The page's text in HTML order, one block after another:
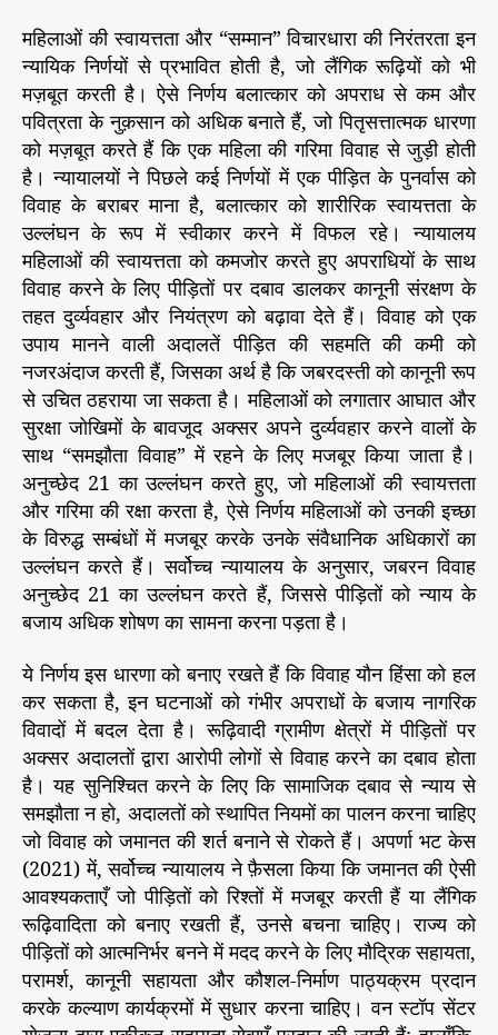
महिलाओं की स्वायत्तता और “सम्मान” विचारधारा की निरंतरता इन
न्यायिक निर्णयों से प्रभावित होती है, जो लैंगिक रूढ़ियों को भी
मज़बूत करती है। ऐसे निर्णय बलात्कार को अपराध से कम और
पवित्रता के नुक़सान को अधिक बनाते हैं, जो पितृसत्तात्मक धारणा
को मज़बूत करते हैं कि एक महिला की गरिमा विवाह से जुड़ी होती
है। न्यायालयों ने पिछले कई निर्णयों में एक पीड़ित के पुनर्वास को
विवाह के बराबर माना है, बलात्कार को शारीरिक स्वायत्तता के
उल्लंघन के रूप में स्वीकार करने में विफल रहे। न्यायालय
महिलाओं की स्वायत्तता को कमजोर करते हुए अपराधियों के साथ
विवाह करने के लिए पीड़ितों पर दबाव डालकर कानूनी संरक्षण के
तहत दुर्व्यवहार और नियंत्रण को बढ़ावा देते हैं। विवाह को एक
उपाय मानने वाली अदालतें पीड़ित की सहमति की कमी को
नजरअंदाज करती हैं, जिसका अर्थ है कि जबरदस्ती को कानूनी रूप
से उचित ठहराया जा सकता है। महिलाओं को लगातार आघात और
सुरक्षा जोखिमों के बावजूद अक्सर अपने दुर्व्यवहार करने वालों के
साथ “समझौता विवाह” में रहने के लिए मजबूर किया जाता है।
अनुच्छेद 21 का उल्लंघन करते हुए, जो महिलाओं की स्वायत्तता
और गरिमा की रक्षा करता है, ऐसे निर्णय महिलाओं को उनकी इच्छा
के विरुद्ध सम्बंधों में मजबूर करके उनके संवैधानिक अधिकारों का
उल्लंघन करते हैं। सर्वोच्च न्यायालय के अनुसार, जबरन विवाह
अनुच्छेद 21 का उल्लंघन करते हैं, जिससे पीड़ितों को न्याय के
बजाय अधिक शोषण का सामना करना पड़ता है।
ये निर्णय इस धारणा को बनाए रखते हैं कि विवाह यौन हिंसा को हल
कर सकता है, इन घटनाओं को गंभीर अपराधों के बजाय नागरिक
विवादों में बदल देता है। रूढ़िवादी ग्रामीण क्षेत्रों में पीड़ितों पर
अक्सर अदालतों द्वारा आरोपी लोगों से विवाह करने का दबाव होता
है। यह सुनिश्चित करने के लिए कि सामाजिक दबाव से न्याय से
समझौता न हो, अदालतों को स्थापित नियमों का पालन करना चाहिए
जो विवाह को जमानत की शर्त बनाने से रोकते हैं। अपर्णा भट केस
(2021) में, सर्वोच्च न्यायालय ने फ़ैसला किया कि जमानत की ऐसी
आवश्यकताएँ जो पीड़ितों को रिश्तों में मजबूर करती हैं या लैंगिक
रूढ़िवादिता को बनाए रखती हैं, उनसे बचना चाहिए। राज्य को
पीड़ितों को आत्मनिर्भर बनने में मदद करने के लिए मौद्रिक सहायता,
परामर्श, कानूनी सहायता और कौशल-निर्माण पाठ्यक्रम प्रदान
करके कल्याण कार्यक्रमों में सुधार करना चाहिए। वन स्टॉप सेंटर